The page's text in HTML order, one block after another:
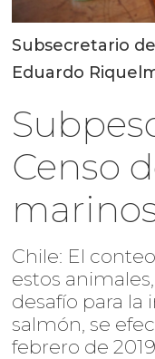
Subsecretario
Eduardo
Censo
Chile: El
estos
desafío para la
salmón, se
febrero de 2019.